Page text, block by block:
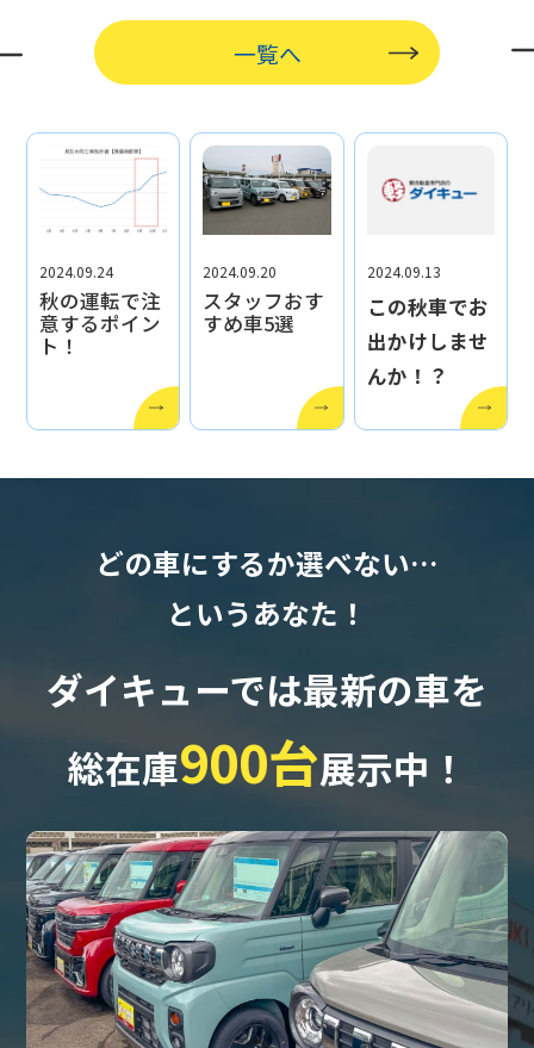
一覧へ
2024.09.24
秋の運転で注
意するポイン
ト！
2024.09.20
スタッフおす
すめ車5選
2024.09.13
この秋車でお
出かけしませ
んか！？
どの車にするか選べない…
というあなた！
ダイキューでは最新の車を
総在庫900台展示中！